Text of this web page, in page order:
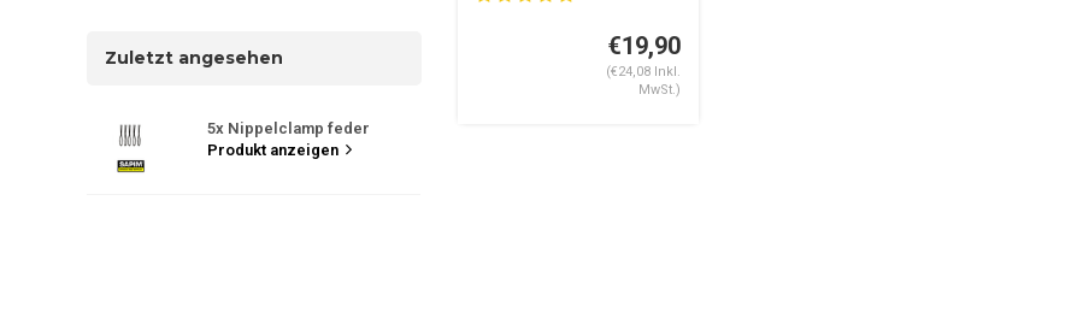
Zuletzt angesehen
5x Nippelclamp feder
Produkt anzeigen
€19,90
(€24,08 Inkl.
MwSt.)